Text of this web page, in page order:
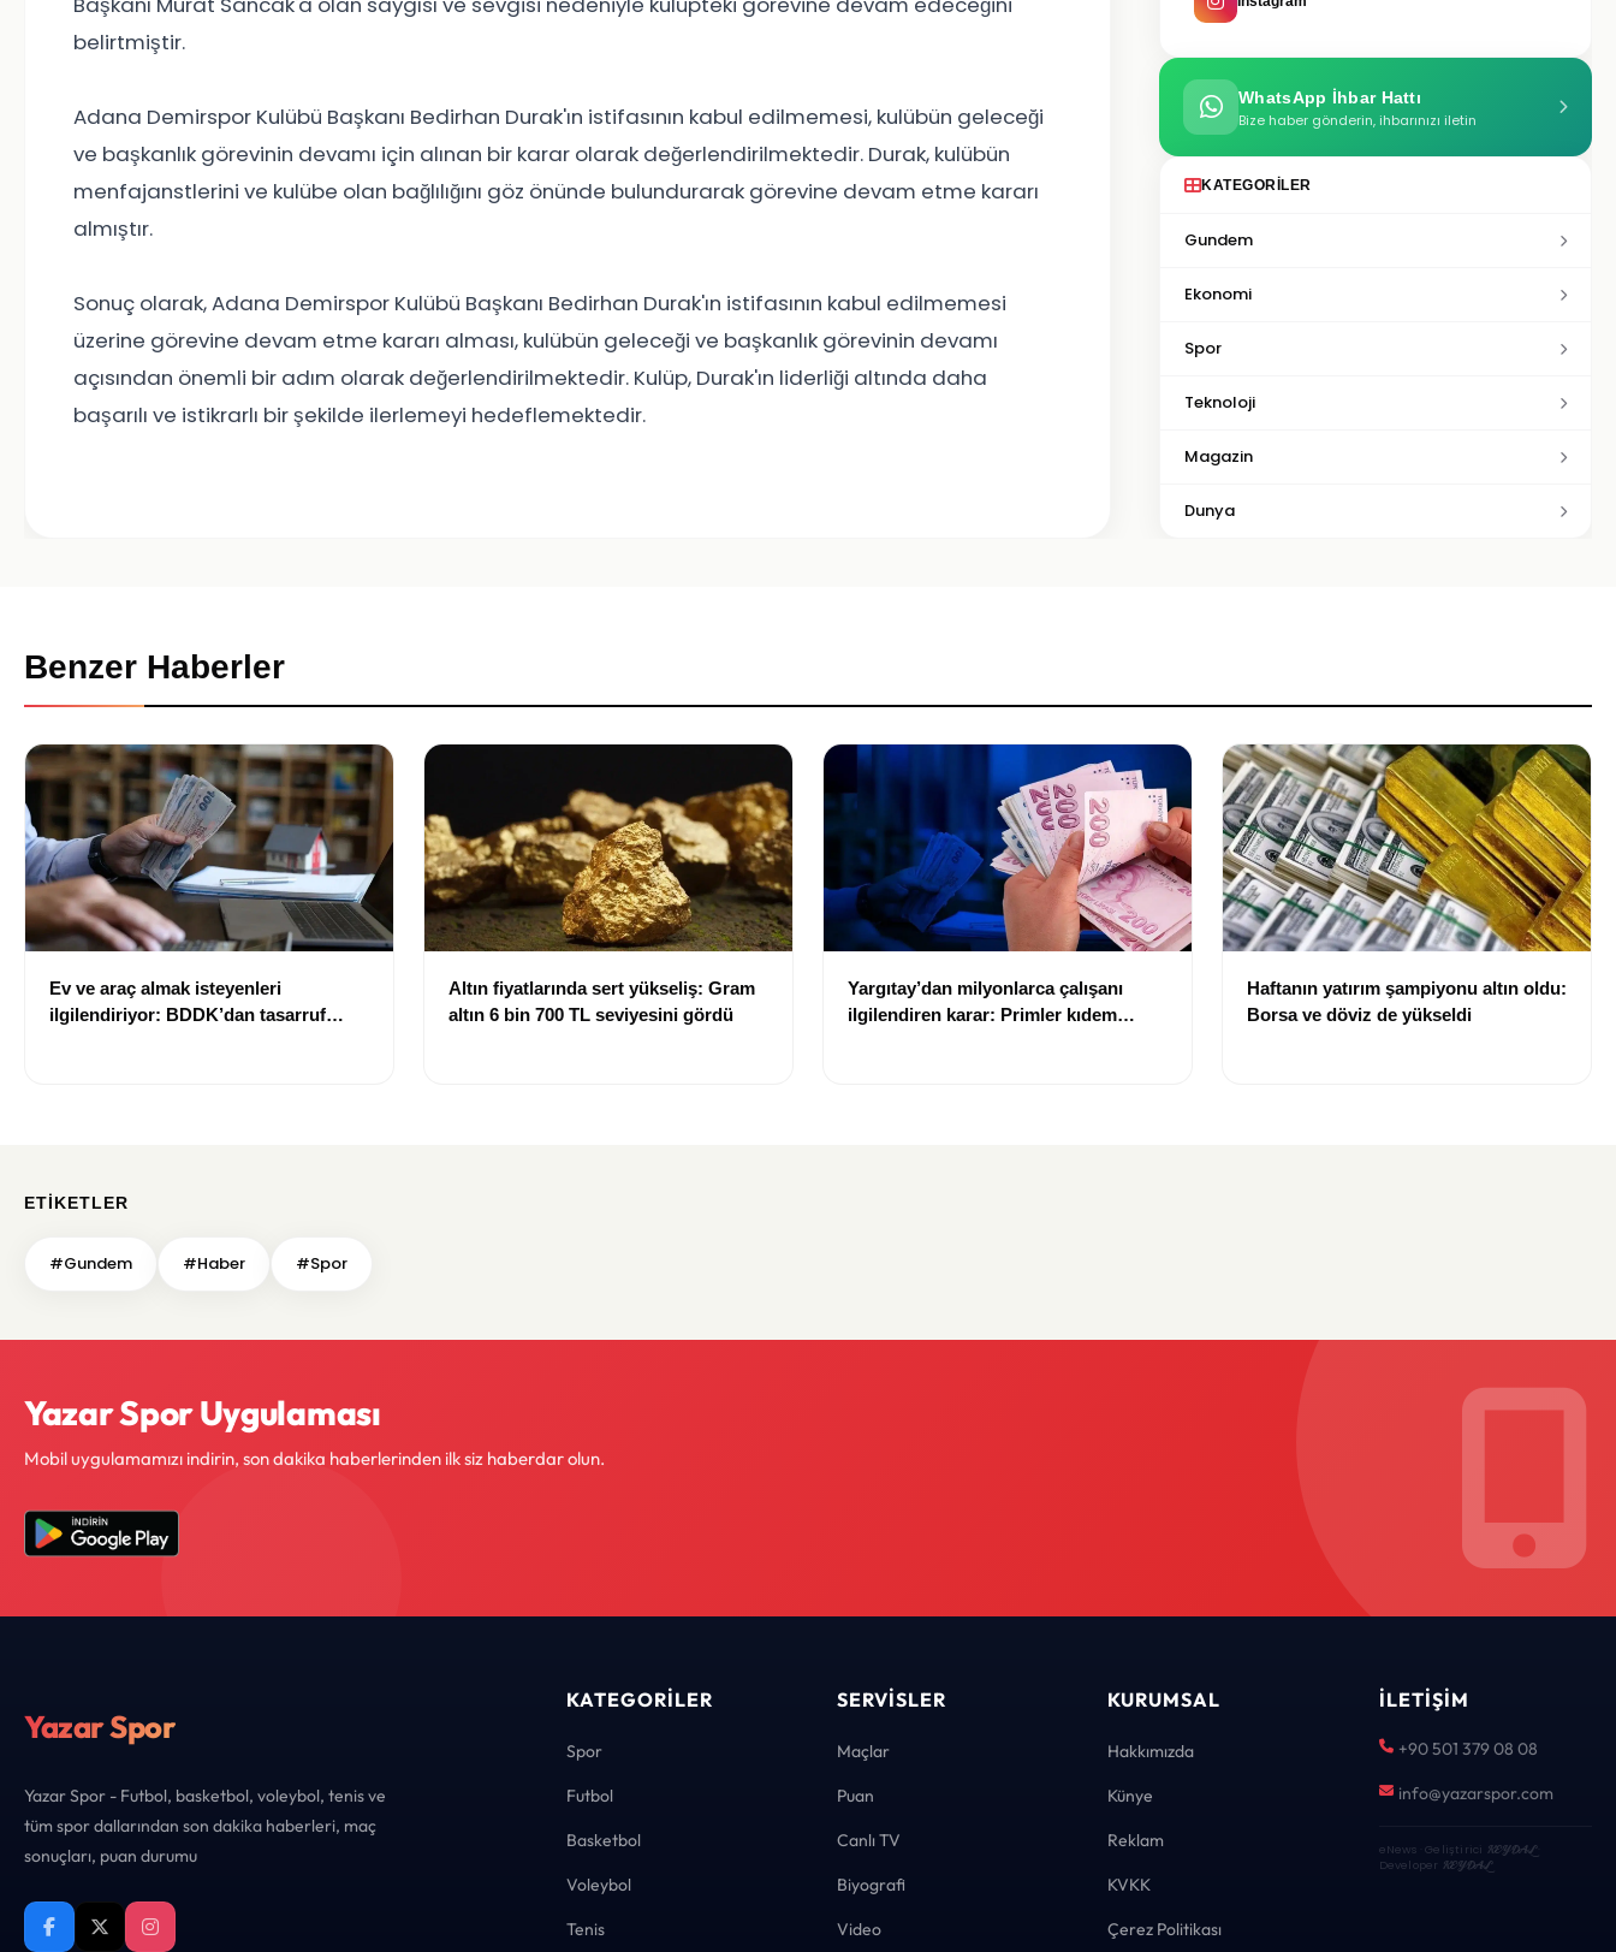
belirtmiştir.
Adana Demirspor Kulübü Başkanı Bedirhan Durak'ın istifasının kabul edilmemesi, kulübün geleceği
ve başkanlık görevinin devamı için alınan bir karar olarak değerlendirilmektedir. Durak, kulübün
menfajanstlerini ve kulübe olan bağlılığını göz önünde bulundurarak görevine devam etme kararı
almıştır.
Sonuç olarak, Adana Demirspor Kulübü Başkanı Bedirhan Durak'ın istifasının kabul edilmemesi
üzerine görevine devam etme kararı alması, kulübün geleceği ve başkanlık görevinin devamı
açısından önemli bir adım olarak değerlendirilmektedir. Kulüp, Durak'ın liderliği altında daha
başarılı ve istikrarlı bir şekilde ilerlemeyi hedeflemektedir.
WhatsApp İhbar Hattı
Bize haber gönderin, ihbarınızı iletin
KATEGORILER
Gundem
Ekonomi
Spor
Teknoloji
Magazin
Dunya
Benzer Haberler
Ev ve araç almak isteyenleri
ilgilendiriyor: BDDK’dan tasarruf
Altın fiyatlarında sert yükseliş: Gram
altın 6 bin 700 TL seviyesini gördü
Yargıtay’dan milyonlarca çalışanı
ilgilendiren karar: Primler kıdem
Haftanın yatırım şampiyonu altın oldu:
Borsa ve döviz de yükseldi
ETIKETLER
#Gundem #Haber #Spor
Yazar Spor Uygulaması
Mobil uygulamamızı indirin, son dakika haberlerinden ilk siz haberdar olun.
Yazar Spor
Yazar Spor - Futbol, basketbol, voleybol, tenis ve
tüm spor dallarından son dakika haberleri, maç
sonuçları, puan durumu
KATEGORILER
Spor
Futbol
Basketbol
Voleybol
Tenis
SERVISLER
Maçlar
Puan
Canlı TV
Biyografi
Video
KURUMSAL
Hakkımızda
Künye
Reklam
KVKK
Çerez Politikası
İLETIŞIM
+90 501 379 08 08
info@yazarspor.com
eNews · Geliştirici KEYDAL·
Developer KEYDAL